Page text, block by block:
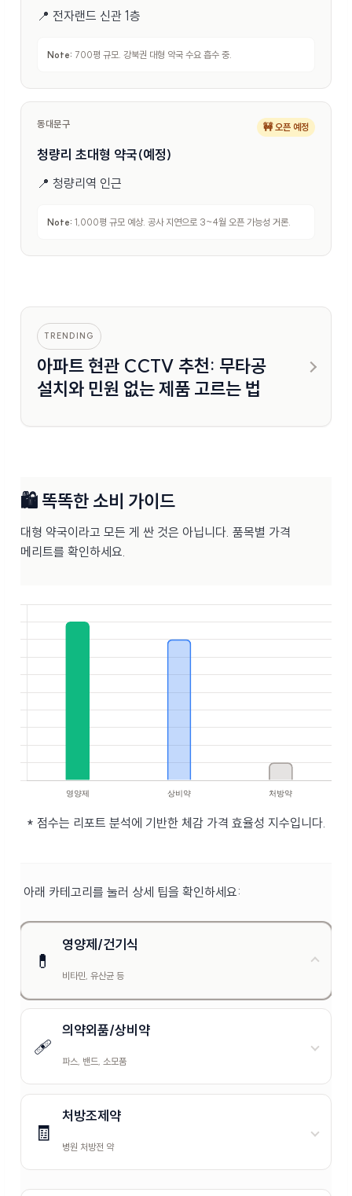
📍 전자랜드 신관 1층
Note: 700평 규모. 강북권 대형 약국 수요 흡수 중.
동대문구 🚧 오픈 예정
청량리 초대형 약국(예정)
📍 청량리역 인근
Note: 1,000평 규모 예상. 공사 지연으로 3~4월 오픈 가능성 거론.
TRENDING
아파트 현관 CCTV 추천: 무타공
설치와 민원 없는 제품 고르는 법
🛍️ 똑똑한 소비 가이드
대형 약국이라고 모든 게 싼 것은 아닙니다. 품목별 가격
메리트를 확인하세요.
* 점수는 리포트 분석에 기반한 체감 가격 효율성 지수입니다.
아래 카테고리를 눌러 상세 팁을 확인하세요:
💊
영양제/건기식
비타민, 유산균 등
🩹
의약외품/상비약
파스, 밴드, 소모품
🧾
처방조제약
병원 처방전 약